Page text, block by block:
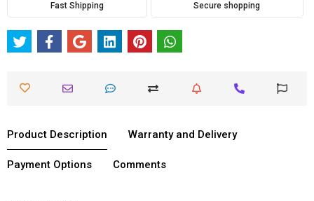
Fast Shipping Secure shopping
Product Description Warranty and Delivery
Payment Options Comments